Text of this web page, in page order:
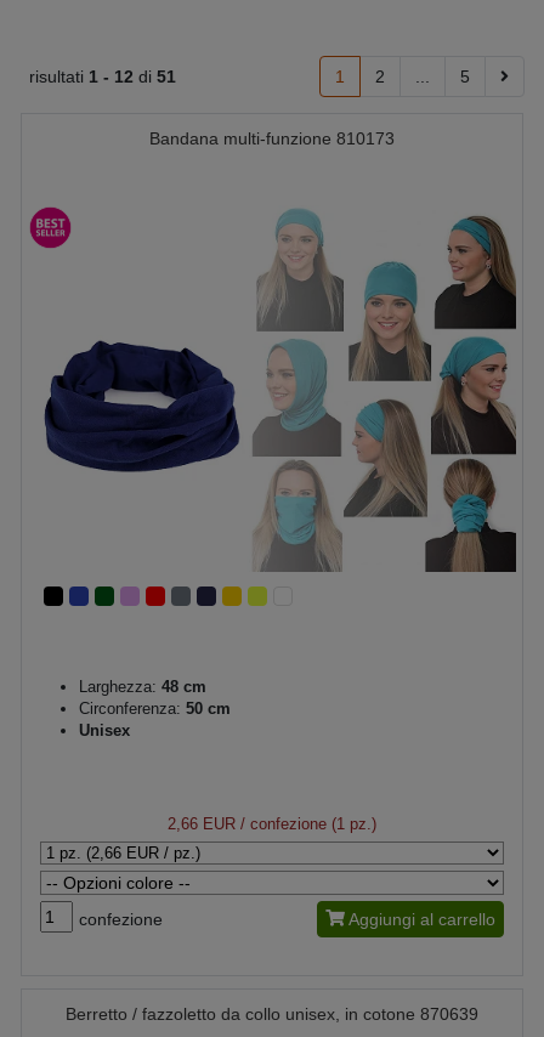
risultati 1 - 12 di 51 1 2 5
Bandana multi-funzione 810173
Larghezza: 48 cm
Circonferenza: 50 cm
Unisex
2,66 EUR / confezione (1 pz.)
confezione Aggiungi al carrello
Berretto / fazzoletto da collo unisex, in cotone 870639